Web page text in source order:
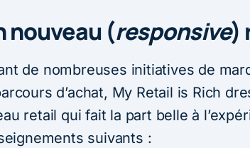
nouveau (responsive)
de nombreuses initiatives de
d’achat, My Retail is Rich
retail qui fait la part belle à
suivants :